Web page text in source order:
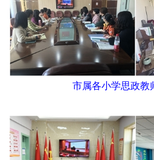
市属各小学思政教